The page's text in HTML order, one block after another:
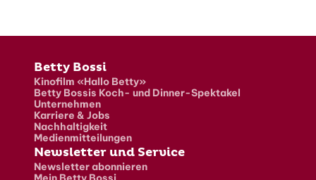
Fusszeile
Betty Bossi
Kinofilm «Hallo Betty»
Betty Bossis Koch- und Dinner-Spektakel
Unternehmen
Karriere & Jobs
Nachhaltigkeit
Medienmitteilungen
Newsletter und Service
Newsletter abonnieren